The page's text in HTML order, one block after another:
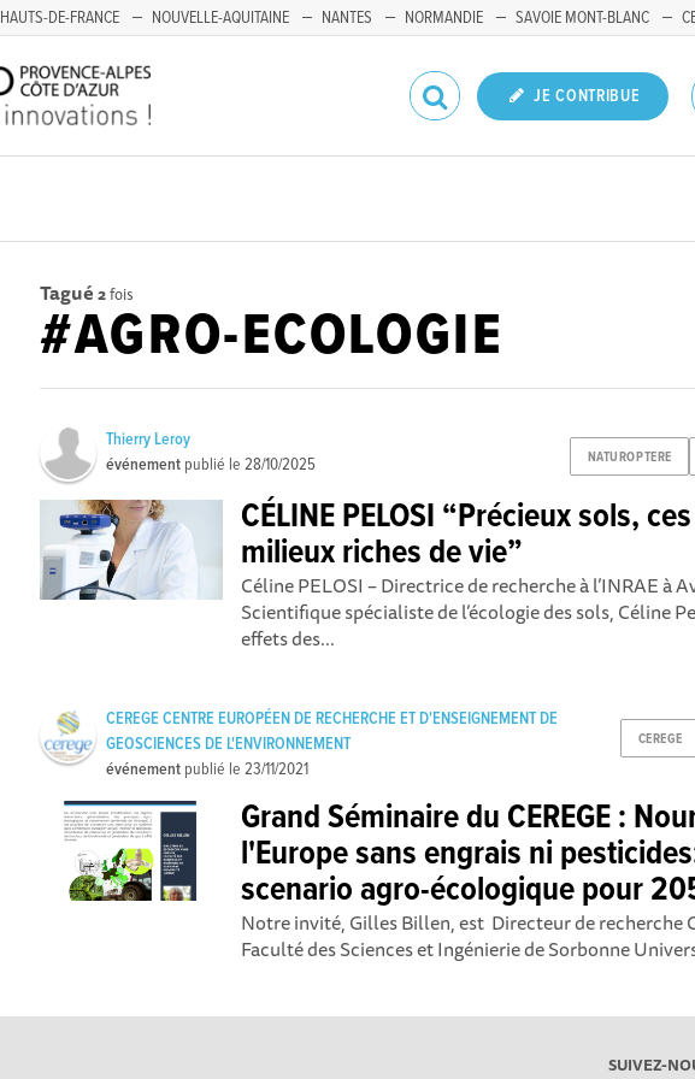
HAUTS-DE-FRANCE NOUVELLE-AQUITAINE NANTES NORMANDIE SAVOIE MONT-BLANC
JE CONTRIBUE
Tagué 2fois
#AGRO-ECOLOGIE
NATUROPTERE
Thierry Leroy
événement publié le28/10/2025
CÉLINE PELOSI “Précieux sols, ces
milieux riches de vie”
Céline PELOSI – Directrice de recherche à l’INRAE à
Scientifique spécialiste de l’écologie des sols, Céline
effets des...
CEREGE
CEREGE CENTRE EUROPÉEN DE RECHERCHE ET D'ENSEIGNEMENT DE
GEOSCIENCES DE L'ENVIRONNEMENT
événement publié le23/11/2021
Grand Séminaire du CEREGE :
l'Europe sans engrais ni
scenario agro-écologique pour
Notre invité, Gilles Billen, est Directeur de recherche
Faculté des Sciences et Ingénierie de Sorbonne
SUIVEZ-